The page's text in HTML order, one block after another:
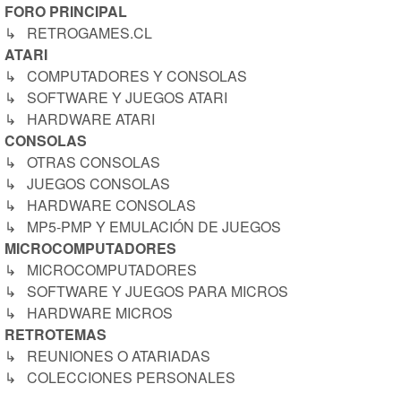
FORO PRINCIPAL
↳ RETROGAMES.CL
ATARI
↳ COMPUTADORES Y CONSOLAS
↳ SOFTWARE Y JUEGOS ATARI
↳ HARDWARE ATARI
CONSOLAS
↳ OTRAS CONSOLAS
↳ JUEGOS CONSOLAS
↳ HARDWARE CONSOLAS
↳ MP5-PMP Y EMULACIÓN DE JUEGOS
MICROCOMPUTADORES
↳ MICROCOMPUTADORES
↳ SOFTWARE Y JUEGOS PARA MICROS
↳ HARDWARE MICROS
RETROTEMAS
↳ REUNIONES O ATARIADAS
↳ COLECCIONES PERSONALES